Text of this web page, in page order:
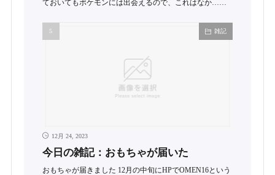
ておいてもポケモンには出会えるので、これはなか……
雑記
12月 24, 2023
今日の雑記：おもちゃが届いた
おもちゃが届きました 12月の中旬にHPでOMEN16という